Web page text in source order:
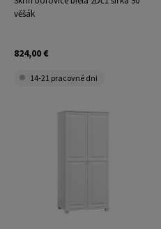
věšák
824,00 €
14-21 pracovné dni